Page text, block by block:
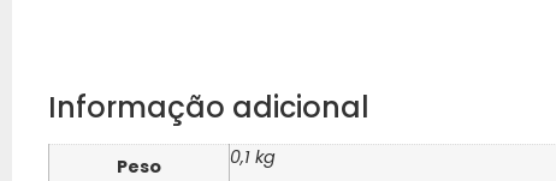
Informação adicional
Peso 0,1 kg